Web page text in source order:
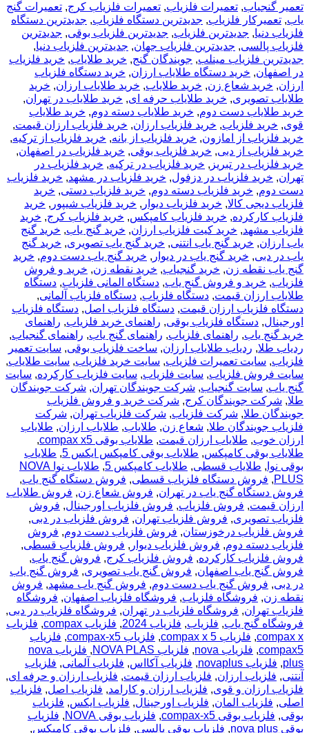
تعمیر گنجیاب, تعمیرات فلزیاب, تعمیرات فلزیاب کرج, تعمیرات گنج
یاب, تعمیرکار فلزیاب, جدیدترین دستگاه فلزیاب, جدیدترین دستگاه
فلزیاب دنیا, جدیدترین فلزیاب, جدیدترین فلزیاب بوقی, جدیدترین
فلزیاب پالسی, جدیدترین فلزیاب جهان, جدیدترین فلزیاب دنیا,
جدیدترین فلزیاب مینلب, جویندگان گنج, خريد طلاياب, خريد فلزياب
در اصفهان, خرید دستگاه طلایاب ارزان, خرید دستگاه فلزیاب
ارزان, خرید شعاع زن, خرید طلایاب, خرید طلایاب ارزان, خرید
طلایاب تصویری, خرید طلایاب حرفه ای, خرید طلایاب در تهران,
خرید طلایاب دست دوم, خرید طلایاب دسته دوم, خرید طلایاب
قوی, خرید فلزیاب, خرید فلزیاب ارزان, خرید فلزیاب ارزان قیمت,
خرید فلزیاب از امازون, خرید فلزیاب از بانه, خرید فلزیاب از ترکیه,
خرید فلزیاب از دبی, خرید فلزیاب بوقی, خرید فلزیاب در اصفهان,
خرید فلزیاب در تبریز , خرید فلزیاب در ترکیه, خرید فلزیاب در
تهران, خرید فلزیاب در دزفول, خرید فلزیاب در مشهد, خرید فلزیاب
دست دوم, خرید فلزیاب دسته دوم, خرید فلزیاب دستی, خرید
فلزیاب دیجی کالا, خرید فلزیاب دیوار , خرید فلزیاب شیپور , خرید
فلزیاب کارکرده, خرید فلزیاب کامپکس, خرید فلزیاب کرج, خرید
فلزیاب مشهد, خرید کیت فلزیاب ارزان, خرید گنج یاب, خرید گنج
یاب ارزان, خرید گنج یاب انتنی, خرید گنج یاب تصویری, خرید گنج
یاب در دبی, خرید گنج یاب در دیوار , خرید گنج یاب دست دوم, خرید
گنج یاب نقطه زن, خرید گنجیاب, خرید نقطه زن, خرید و فروش
فلزیاب, خرید و فروش گنج یاب, دستگاه المانی فلزیاب, دستگاه
طلایاب ارزان قیمت, دستگاه فلزیاب, دستگاه فلزیاب آلمانی,
دستگاه فلزیاب ارزان قیمت, دستگاه فلزیاب اصل, دستگاه فلزیاب
اورجینال, دستگاه فلزیاب بوقی, راهنمای خرید فلزیاب, راهنمای
خرید گنج یاب, راهنمای فلزیاب, راهنمای گنج یاب, راهنمای گنجیاب,
ردیاب طلا, ردیاب طلایاب ارزان, ساخت فلزیاب بوقی, سایت تعمیر
فلزیاب, سایت تعمیرات فلزیاب, سایت خرید فلزیاب, سایت طلایاب,
سایت فروش فلزیاب, سایت فلزیاب, سایت فلزیاب کارکرده, سایت
گنج یاب, سایت گنجیاب, شرکت جویندگان تهران, شرکت جویندگان
طلا, شرکت جویندگان کرج, شرکت خرید و فروش فلزیاب
جویندگان طلا, شرکت فلزیاب, شرکت فلزیاب تهران, شرکت
فلزیاب جویندگان طلا, شعاع زن, طلایاب, طلایاب ارزان, طلایاب
ارزان خوب, طلایاب ارزان قیمت, طلایاب بوقی compax x5
,
طلایاب بوقی کامپکس, طلایاب بوقی کامپکس ایکس 5 , طلایاب
بوقی نوا , طلایاب قسطی, طلایاب کامپکس 5 ,
طلایاب نوا NOVA
PLUS
, فروش دستگاه فلزیاب قسطی, فروش دستگاه گنج یاب,
فروش دستگاه گنج یاب در تهران, فروش شعاع زن, فروش طلایاب
ارزان قیمت, فروش فلزیاب, فروش فلزیاب اورجینال, فروش
فلزیاب تصویری, فروش فلزیاب تهران, فروش فلزیاب در دبی,
فروش فلزیاب درخوزستان, فروش فلزیاب دست دوم, فروش
فلزیاب دسته دوم, فروش فلزیاب دیوار , فروش فلزیاب قسطی,
فروش فلزیاب کارکرده, فروش فلزیاب کرج, فروش گنج یاب,
فروش گنج یاب اصفهان, فروش گنج یاب تصویری, فروش گنج یاب
در دبی, فروش گنج یاب دست دوم, فروش گنج یاب مشهد, فروش
نقطه زن, فروشگاه فلزیاب, فروشگاه فلزیاب اصفهان, فروشگاه
فلزیاب تهران, فروشگاه فلزیاب در تهران, فروشگاه فلزیاب در دبی,
فروشگاه گنج یاب, فلزیاب, فلزیاب 2024 , فلزیاب compax , فلزیاب
compax x
, فلزیاب compax x 5 , فلزیاب compax-x5 , فلزیاب
compax5
, فلزیاب nova , فلزیاب NOVA PLAS ,
فلزیاب nova
plus
, فلزیاب novaplus , فلزیاب آکااس, فلزیاب آلمانی, فلزیاب
آنتنی, فلزیاب ارزان, فلزیاب ارزان قیمت, فلزیاب ارزان و حرفه ای,
فلزیاب ارزان و قوی, فلزیاب ارزان و کارامد, فلزیاب اصل, فلزیاب
اصلی, فلزیاب المان, فلزیاب اورجینال, فلزیاب ایکس, فلزیاب
بوقی, فلزیاب بوقی compax-x5 , فلزیاب بوقی NOVA , فلزیاب
بوقی nova plus
, فلزیاب بوقی پالسی, فلزیاب بوقی کامپکس,